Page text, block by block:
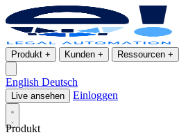
Produkt + Kunden + Ressourcen +
English Deutsch
Live ansehen Einloggen
Produkt